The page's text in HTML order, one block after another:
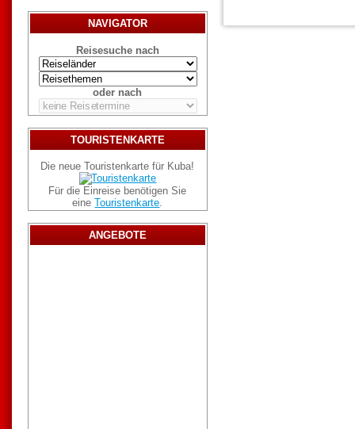
NAVIGATOR
Reisesuche nach
oder nach
TOURISTENKARTE
Die neue Touristenkarte für Kuba!
Für die Einreise benötigen Sie
eineTouristenkarte.
ANGEBOTE